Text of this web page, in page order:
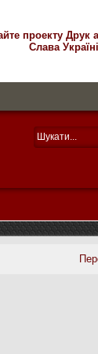
проекту Друк
Слава